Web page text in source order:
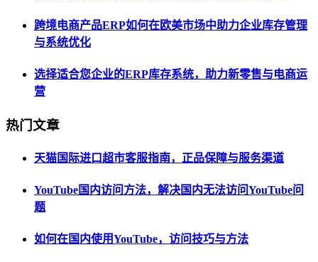
跨境电商产品ERP如何在欧美市场中助力企业库存管理
与系统优化
选择适合您企业的ERP库存系统，助力新零售与电商运
营
热门文章
天猫国际进口超市客服指南，正品保障与服务渠道
YouTube国内访问方法，解决国内无法访问YouTube问
题
如何在国内使用YouTube，访问技巧与方法